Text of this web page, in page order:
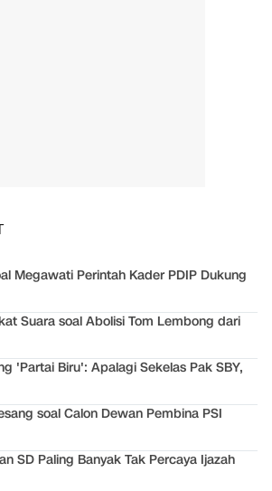
Megawati Perintah Kader PDIP Dukung
Suara soal Abolisi Tom Lembong dari
'Partai Biru': Apalagi Sekelas Pak SBY,
soal Calon Dewan Pembina PSI
SD Paling Banyak Tak Percaya Ijazah